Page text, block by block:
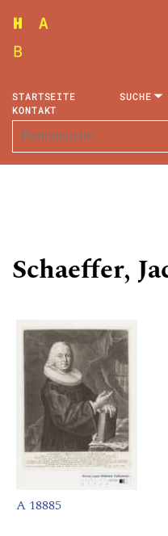
STARTSEITE SUCHE
KONTAKT
Schaeffer,
A 18885